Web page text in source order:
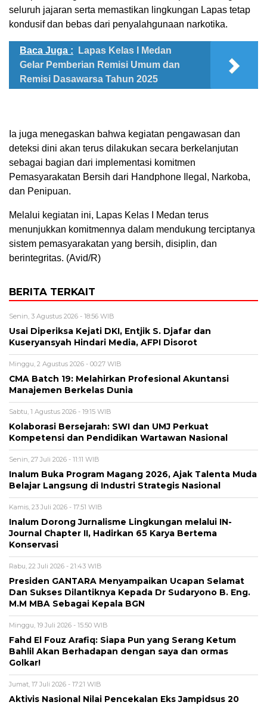
seluruh jajaran serta memastikan lingkungan Lapas tetap
kondusif dan bebas dari penyalahgunaan narkotika.
Baca Juga :
Lapas Kelas I Medan
Gelar Pemberian Remisi Umum dan
Remisi Dasawarsa Tahun 2025
Ia juga menegaskan bahwa kegiatan pengawasan dan
deteksi dini akan terus dilakukan secara berkelanjutan
sebagai bagian dari implementasi komitmen
Pemasyarakatan Bersih dari Handphone Ilegal, Narkoba,
dan Penipuan.
Melalui kegiatan ini, Lapas Kelas I Medan terus
menunjukkan komitmennya dalam mendukung terciptanya
sistem pemasyarakatan yang bersih, disiplin, dan
berintegritas. (Avid/R)
BERITA TERKAIT
Senin, 3 Agustus 2026 - 18:56 WIB
Usai Diperiksa Kejati DKI, Entjik S. Djafar dan
Kuseryansyah Hindari Media, AFPI Disorot
Minggu, 2 Agustus 2026 - 00:27 WIB
CMA Batch 19: Melahirkan Profesional Akuntansi
Manajemen Berkelas Dunia
Sabtu, 1 Agustus 2026 - 19:15 WIB
Kolaborasi Bersejarah: SWI dan UMJ Perkuat
Kompetensi dan Pendidikan Wartawan Nasional
Senin, 27 Juli 2026 - 11:11 WIB
Inalum Buka Program Magang 2026, Ajak Talenta Muda
Belajar Langsung di Industri Strategis Nasional
Kamis, 23 Juli 2026 - 17:51 WIB
Inalum Dorong Jurnalisme Lingkungan melalui IN-
Journal Chapter II, Hadirkan 65 Karya Bertema
Konservasi
Rabu, 22 Juli 2026 - 21:43 WIB
Presiden GANTARA Menyampaikan Ucapan Selamat
Dan Sukses Dilantiknya Kepada Dr Sudaryono B. Eng.
M.M MBA Sebagai Kepala BGN
Minggu, 19 Juli 2026 - 15:50 WIB
Fahd El Fouz Arafiq: Siapa Pun yang Serang Ketum
Bahlil Akan Berhadapan dengan saya dan ormas
Golkar!
Jumat, 17 Juli 2026 - 17:21 WIB
Aktivis Nasional Nilai Pencekalan Eks Jampidsus 20